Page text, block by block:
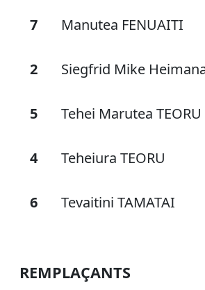
7 Manutea FENUAITI
2 Siegfrid Mike
5 Tehei Marutea TEORU
4 Teheiura TEORU
6 Tevaitini TAMATAI
REMPLAÇANTS